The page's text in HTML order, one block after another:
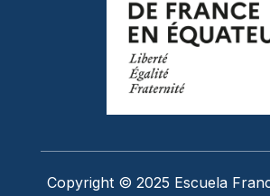
Copyright © 2025 Escuela